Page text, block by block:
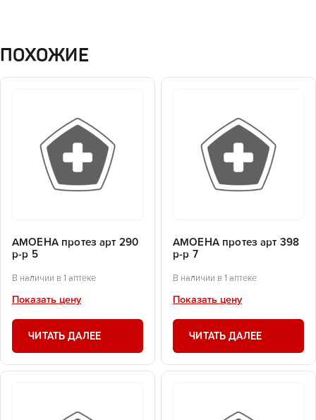
ПОХОЖИЕ
АМОЕНА протез арт 290
р-р 5
В наличии в 1 аптеке
Показать цену
ЧИТАТЬ ДАЛЕЕ
АМОЕНА протез арт 398
р-р 7
В наличии в 1 аптеке
Показать цену
ЧИТАТЬ ДАЛЕЕ